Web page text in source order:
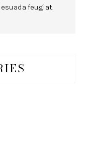
feugiat.